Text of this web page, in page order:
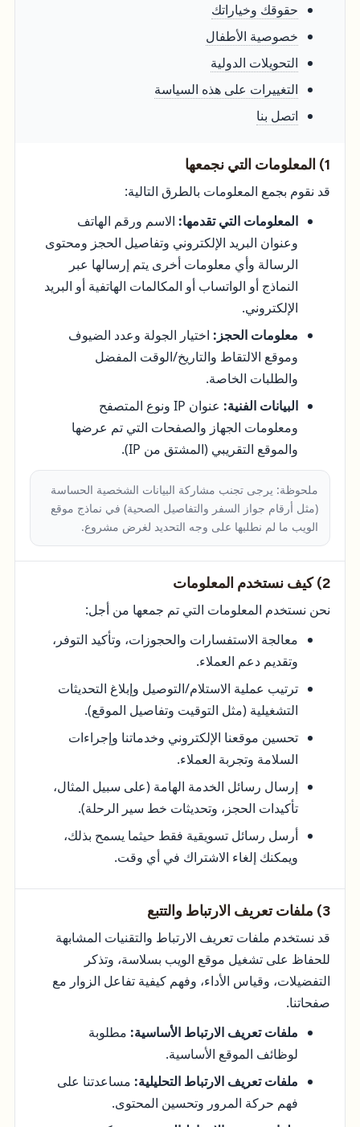
حقوقك وخياراتك
خصوصية الأطفال
التحويلات الدولية
التغييرات على هذه السياسة
اتصل بنا
1) المعلومات التي نجمعها
قد نقوم بجمع المعلومات بالطرق التالية:
المعلومات التي تقدمها: الاسم ورقم الهاتف
وعنوان البريد الإلكتروني وتفاصيل الحجز ومحتوى
الرسالة وأي معلومات أخرى يتم إرسالها عبر
النماذج أو الواتساب أو المكالمات الهاتفية أو البريد
الإلكتروني.
معلومات الحجز: اختيار الجولة وعدد الضيوف
وموقع الالتقاط والتاريخ/الوقت المفضل
والطلبات الخاصة.
البيانات الفنية:
عنوان IP ونوع المتصفح
ومعلومات الجهاز والصفحات التي تم عرضها
والموقع التقريبي (المشتق من IP).
ملحوظة: يرجى تجنب مشاركة البيانات الشخصية الحساسة
(مثل أرقام جواز السفر والتفاصيل الصحية) في نماذج موقع
الويب ما لم نطلبها على وجه التحديد لغرض مشروع.
2) كيف نستخدم المعلومات
نحن نستخدم المعلومات التي تم جمعها من أجل:
معالجة الاستفسارات والحجوزات، وتأكيد التوفر،
وتقديم دعم العملاء.
ترتيب عملية الاستلام/التوصيل وإبلاغ التحديثات
التشغيلية (مثل التوقيت وتفاصيل الموقع).
تحسين موقعنا الإلكتروني وخدماتنا وإجراءات
السلامة وتجربة العملاء.
إرسال رسائل الخدمة الهامة (على سبيل المثال،
تأكيدات الحجز، وتحديثات خط سير الرحلة).
أرسل رسائل تسويقية فقط حيثما يسمح بذلك،
ويمكنك إلغاء الاشتراك في أي وقت.
3) ملفات تعريف الارتباط والتتبع
قد نستخدم ملفات تعريف الارتباط والتقنيات المشابهة
للحفاظ على تشغيل موقع الويب بسلاسة، وتذكر
التفضيلات، وقياس الأداء، وفهم كيفية تفاعل الزوار مع
صفحاتنا.
ملفات تعريف الارتباط الأساسية: مطلوبة
لوظائف الموقع الأساسية.
ملفات تعريف الارتباط التحليلية: مساعدتنا على
فهم حركة المرور وتحسين المحتوى.